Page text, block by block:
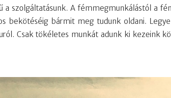
szolgáltatásunk. A fémmegmunkálástól a
bekötéséig bármit meg tudunk oldani.
Csak tökéletes munkát adunk ki kezeink